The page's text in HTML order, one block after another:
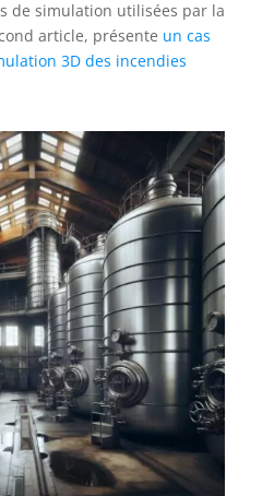
de simulation utilisées par la
article, présente un cas
3D des incendies